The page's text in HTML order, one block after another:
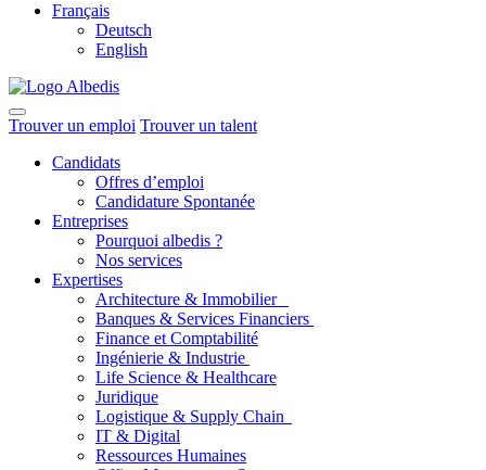
Français
Deutsch
English
Trouver un emploi Trouver un talent
Candidats
Offres d’emploi
Candidature Spontanée
Entreprises
Pourquoi albedis ?
Nos services
Expertises
Architecture & Immobilier
Banques & Services Financiers
Finance et Comptabilité
Ingénierie & Industrie
Life Science & Healthcare
Juridique
Logistique & Supply Chain
IT & Digital
Ressources Humaines